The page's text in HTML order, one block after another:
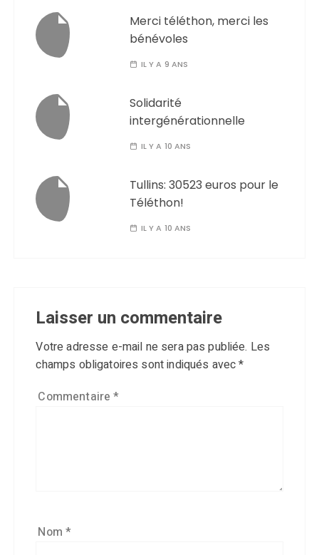
Merci téléthon, merci les
bénévoles
IL Y A 9 ANS
Solidarité
intergénérationnelle
IL Y A 10 ANS
Tullins: 30523 euros pour le
Téléthon!
IL Y A 10 ANS
Laisser un commentaire
Votre adresse e-mail ne sera pas publiée. Les
champs obligatoires sont indiqués avec*
Commentaire*
Nom*